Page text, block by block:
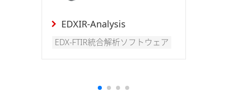
EDXIR-Analysis
EDX-FTIR統合解析ソフトウェア